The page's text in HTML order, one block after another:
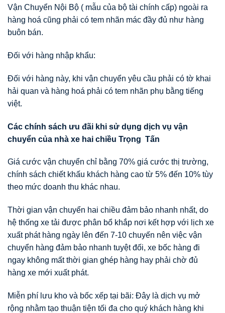
Vận Chuyển Nội Bộ ( mẫu của bộ tài chính cấp) ngoài ra
hàng hoá cũng phải có tem nhãn mác đầy đủ như hàng
buôn bán.
Đối với hàng nhập khẩu:
Đối với hàng này, khi vận chuyển yêu cầu phải có tờ khai
hải quan và hàng hoá phải có tem nhãn phụ bằng tiếng
việt.
Các chính sách ưu đãi khi sử dụng dịch vụ vận
chuyển của nhà xe hai chiều Trọng Tấn
Giá cước vận chuyển chỉ bằng 70% giá cước thị trường,
chính sách chiết khấu khách hàng cao từ 5% đến 10% tùy
theo mức doanh thu khác nhau.
Thời gian vận chuyển hai chiều đảm bảo nhanh nhất, do
hệ thống xe tải được phân bổ khắp nơi kết hợp với lịch xe
xuất phát hàng ngày lên đến 7-10 chuyến nên việc vận
chuyển hàng đảm bảo nhanh tuyệt đối, xe bốc hàng đi
ngay không mất thời gian ghép hàng hay phải chờ đủ
hàng xe mới xuất phát.
Miễn phí lưu kho và bốc xếp tại bãi: Đây là dịch vụ mở
rộng nhằm tạo thuận tiện tối đa cho quý khách hàng khi